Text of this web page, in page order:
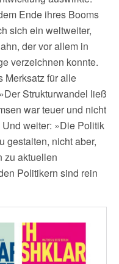
Ende ihres Booms
sich ein weltweiter,
der vor allem in
verzeichnen konnte.
Merksatz für alle
Strukturwandel ließ
war teuer und nicht
weiter: »Die Politik
gestalten, nicht aber,
zu aktuellen
Politikern sind rein